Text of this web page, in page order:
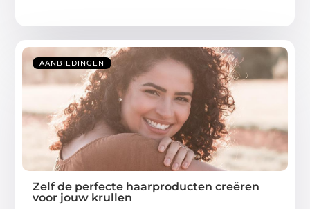
AANBIEDINGEN
Zelf de perfecte haarproducten creëren
voor jouw krullen